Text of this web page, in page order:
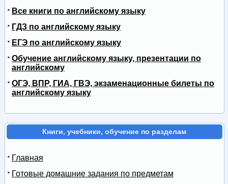
Все книги по английскому языку
ГДЗ по английскому языку
ЕГЭ по английскому языку
Обучение английскому языку, презентации по
английскому
ОГЭ, ВПР, ГИА, ГВЭ, экзаменационные билеты по
английскому языку
Книги, учебники, обучение по разделам
Главная
Готовые домашние задания по предметам